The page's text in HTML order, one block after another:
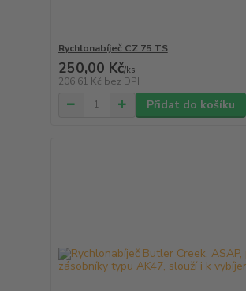
Rychlonabíječ CZ 75 TS
250,00 Kč/ks
206,61 Kč bez DPH
Přidat do košíku